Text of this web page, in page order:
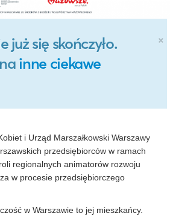
×
już się skończyło.
inne ciekawe
i Urząd Marszałkowski Warszawy
przedsiębiorców w ramach
regionalnych animatorów rozwoju
w procesie przedsiębiorczego
w Warszawie to jej mieszkańcy.